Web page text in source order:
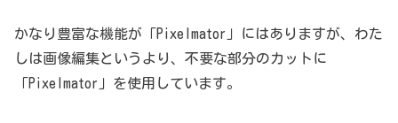
かなり豊富な機能が「Pixelmator」にはありますが、わた
しは画像編集というより、不要な部分のカットに
「Pixelmator」を使用しています。